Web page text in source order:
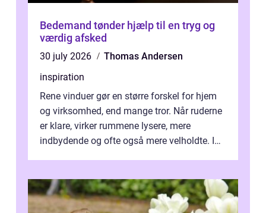
Bedemand tønder hjælp til en tryg og
værdig afsked
30 july 2026
Thomas Andersen
inspiration
Rene vinduer gør en større forskel for hjem
og virksomhed, end mange tror. Når ruderne
er klare, virker rummene lysere, mere
indbydende og ofte også mere velholdte. I